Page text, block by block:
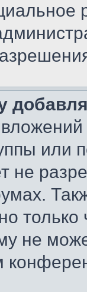
или
не
не